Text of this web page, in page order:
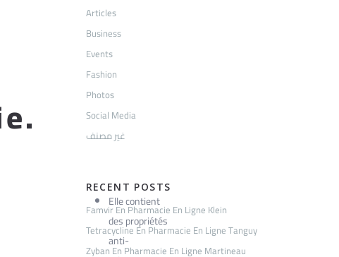
Elle contient
des propriétés
anti-
Articles
Business
Events
Fashion
Photos
Social Media
غير مصنف
RECENT POSTS
Famvir En Pharmacie En Ligne Klein
Tetracycline En Pharmacie En Ligne Tanguy
Zyban En Pharmacie En Ligne Martineau